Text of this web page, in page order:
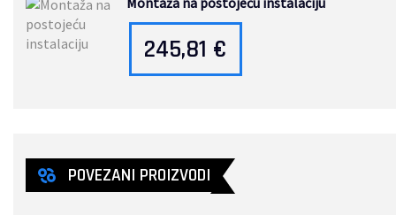
245,81 €
POVEZANI PROIZVODI